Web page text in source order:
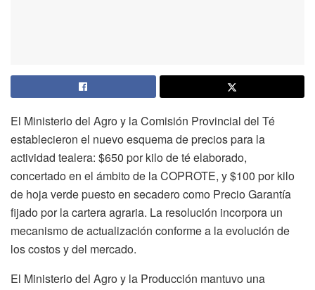
El Ministerio del Agro y la Comisión Provincial del Té
establecieron el nuevo esquema de precios para la
actividad tealera: $650 por kilo de té elaborado,
concertado en el ámbito de la COPROTE, y $100 por kilo
de hoja verde puesto en secadero como Precio Garantía
fijado por la cartera agraria. La resolución incorpora un
mecanismo de actualización conforme a la evolución de
los costos y del mercado.
El Ministerio del Agro y la Producción mantuvo una